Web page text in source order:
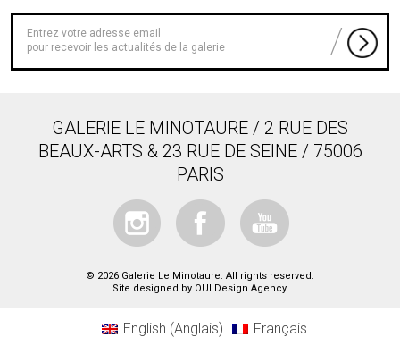
pour recevoir les actualités de la galerie
GALERIE LE MINOTAURE / 2 RUE DES
BEAUX-ARTS & 23 RUE DE SEINE / 75006
PARIS
© 2026 Galerie Le Minotaure. All rights reserved.
Site designed by OUI Design Agency.
English (Anglais) Français